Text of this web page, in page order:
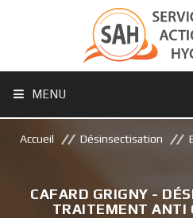
MENU
Accueil Désinsectisation
CAFARD GRIGNY -
TRAITEMENT ANTI